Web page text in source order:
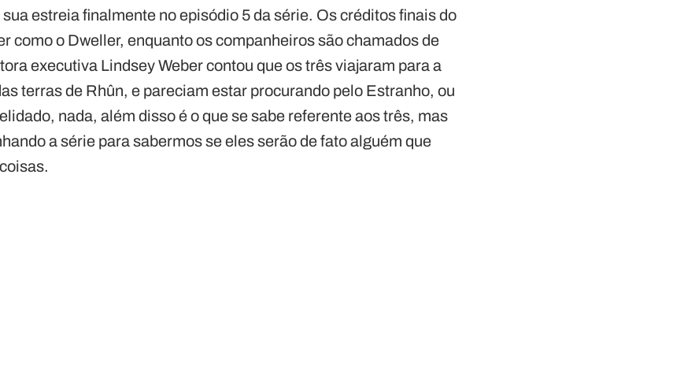
estreia finalmente no episódio 5 da série. Os créditos finais do
como o Dweller, enquanto os companheiros são chamados de
executiva Lindsey Weber contou que os três viajaram para a
terras de Rhûn, e pareciam estar procurando pelo Estranho, ou
nada, além disso é o que se sabe referente aos três, mas
a série para sabermos se eles serão de fato alguém que